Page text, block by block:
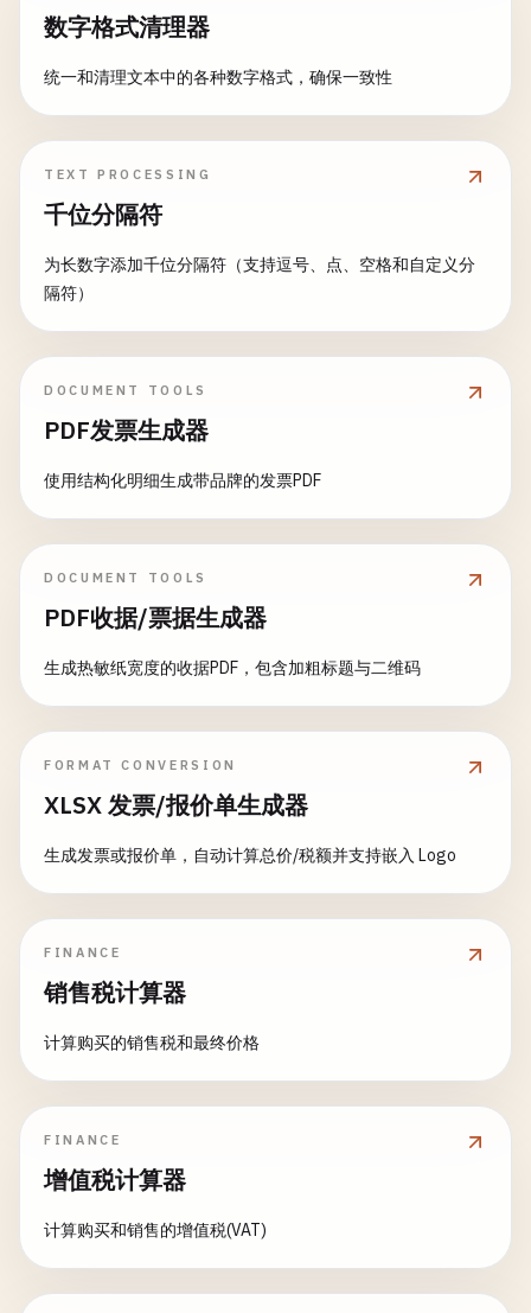
数字格式清理器
统一和清理文本中的各种数字格式，确保一致性
TEXT PROCESSING
千位分隔符
为长数字添加千位分隔符（支持逗号、点、空格和自定义分
隔符）
DOCUMENT TOOLS
PDF发票生成器
使用结构化明细生成带品牌的发票PDF
DOCUMENT TOOLS
PDF收据/票据生成器
生成热敏纸宽度的收据PDF，包含加粗标题与二维码
FORMAT CONVERSION
XLSX 发票/报价单生成器
生成发票或报价单，自动计算总价/税额并支持嵌入 Logo
FINANCE
销售税计算器
计算购买的销售税和最终价格
FINANCE
增值税计算器
计算购买和销售的增值税(VAT)